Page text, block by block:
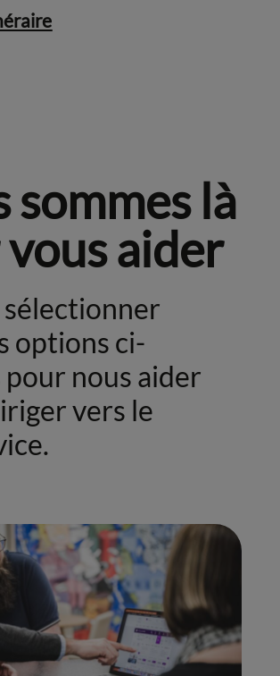
sommes là
aider
options ci-
pour nous aider
vers le